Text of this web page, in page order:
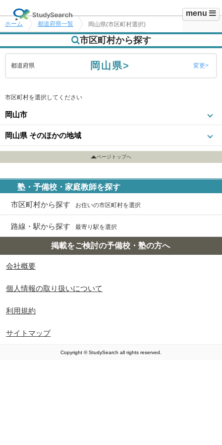
menu
ホーム 都道府県一覧 岡山県(市区町村選択)
市区町村から探す
都道府県 岡山県> 変更
市区町村を選択してください
岡山市
岡山県 そのほかの地域
ページトップへ
塾・予備校・家庭教師を探す
市区町村から探す お住いの市区町村を選択
路線・駅から探す 最寄り駅を選択
掲載をご検討の予備校・塾の方へ
会社概要
個人情報の取り扱いについて
利用規約
サイトマップ
Copyright © StudySearch all rights reserved.